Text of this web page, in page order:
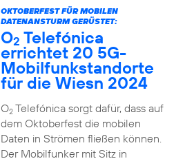
OKTOBERFEST FÜR MOBILEN
DATENANSTURM GERÜSTET:
O2 Telefónica
errichtet 20 5G-
Mobilfunkstandorte
für die Wiesn 2024
O2Telefónica sorgt dafür, dass auf
dem Oktoberfest die mobilen
Daten in Strömen fließen können.
Der Mobilfunker mit Sitz in